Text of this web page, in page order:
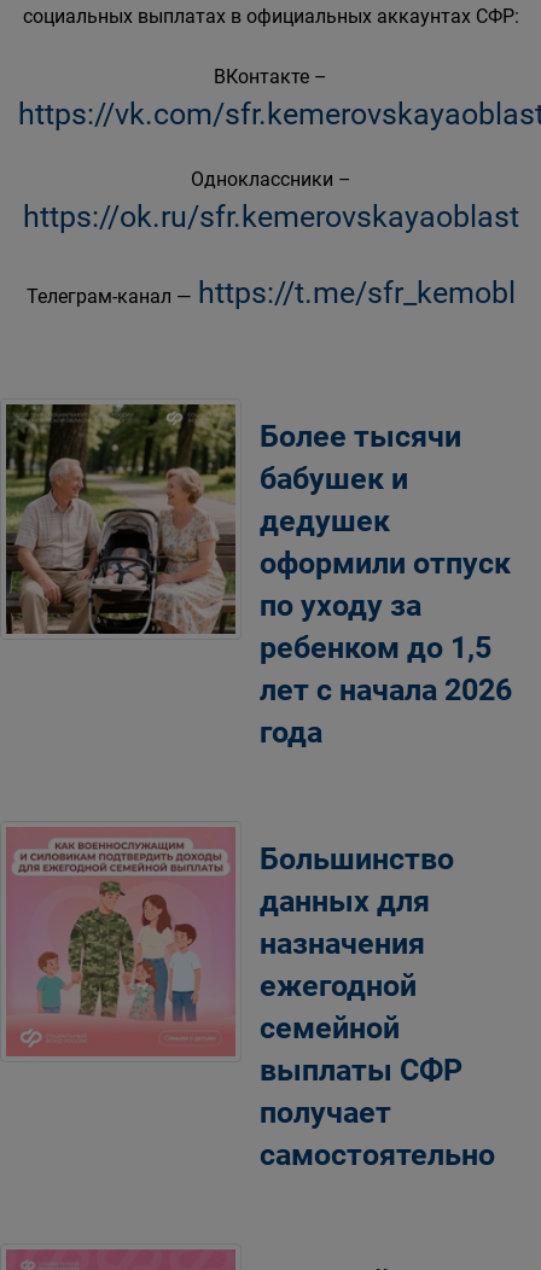
социальных выплатах в официальных аккаунтах СФР:
ВКонтакте –
https://vk.com/
Одноклассники –
https://ok.ru/sfr.kemerovskayaoblast
Телеграм-канал —https://t.me/sfr_kemobl
Более тысячи
бабушек и
дедушек
оформили отпуск
по уходу за
ребенком до 1,5
лет с начала 2026
года
Большинство
данных для
назначения
ежегодной
семейной
выплаты СФР
получает
самостоятельно